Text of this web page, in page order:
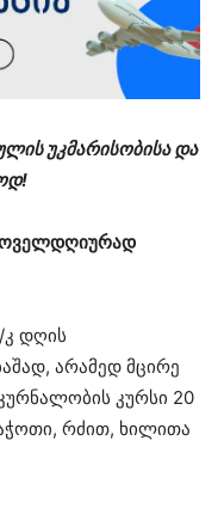
უკმარისობისა და
დღის
არამედ მცირე
კურსი 20
რძით, ხილითა